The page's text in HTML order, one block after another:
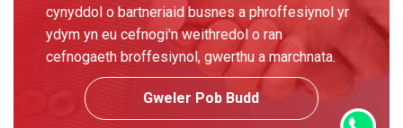
cynyddol o bartneriaid busnes a phroffesiynol yr
ydym yn eu cefnogi'n weithredol o ran
cefnogaeth broffesiynol, gwerthu a marchnata.
Gweler Pob Budd